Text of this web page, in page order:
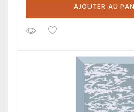
AJOUTER AU